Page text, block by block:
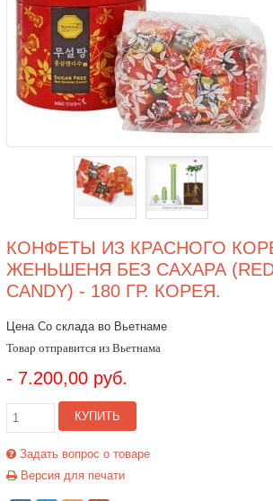
КОНФЕТЫ ИЗ КРАСНОГО
ЖЕНЬШЕНЯ БЕЗ САХАРА (RED
CANDY) - 180 ГР. КОРЕЯ.
Цена Со склада во Вьетнаме
Товар отправится из Вьетнама
- 7.200,00 руб.
КУПИТЬ
Задать вопрос о товаре
Версия для печати